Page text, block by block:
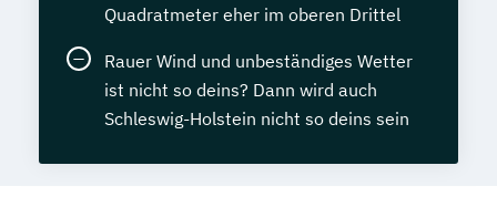
Quadratmeter eher im oberen Drittel
Rauer Wind und unbeständiges Wetter
ist nicht so deins? Dann wird auch
Schleswig-Holstein nicht so deins sein